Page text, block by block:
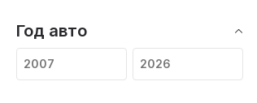
Год авто